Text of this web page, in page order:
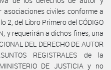
civiles conforme a
2, del Libro Primero del CÓDIGO
y requerirán a dichos fines, una
DEL DERECHO DE AUTOR
REGISTRALES de la
DE JUSTICIA y no